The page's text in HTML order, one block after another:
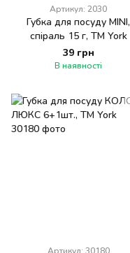
Артикул: 2030
Губка для посуду МINІ,
спіраль 15 г, ТМ York
39 грн
В наявності
Артикул: 30180